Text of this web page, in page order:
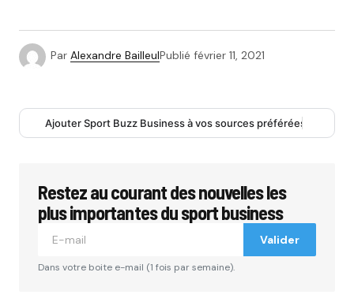
Par Alexandre BailleulPublié février 11, 2021
Ajouter Sport Buzz Business à vos sources préférées
Restez au courant des nouvelles les
plus importantes du sport business
Valider
Dans votre boite e-mail (1 fois par semaine).